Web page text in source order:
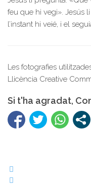
feu que hi vegi». Jesús li
l’instant hi veié, i el
Les fotografies
Llicència Creative
Si t'ha agradat,